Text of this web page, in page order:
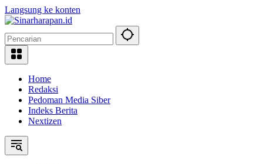
Langsung ke konten
Home
Redaksi
Pedoman Media Siber
Indeks Berita
Nextizen